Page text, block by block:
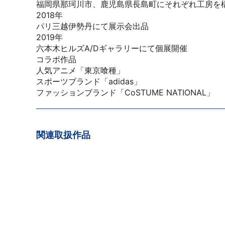
福岡県那珂川市、鹿児島県長島町にそれぞれ工房を
2018年
パリ三越伊勢丹にて展示会出品
2019年
六本木ヒルズA/Dギャラリーにて個展開催
コラボ作品
人気アニメ「東京喰種」
スポーツブランド「adidas」
ファッションブランド「CoSTUME NATIONAL」
関連取扱作品